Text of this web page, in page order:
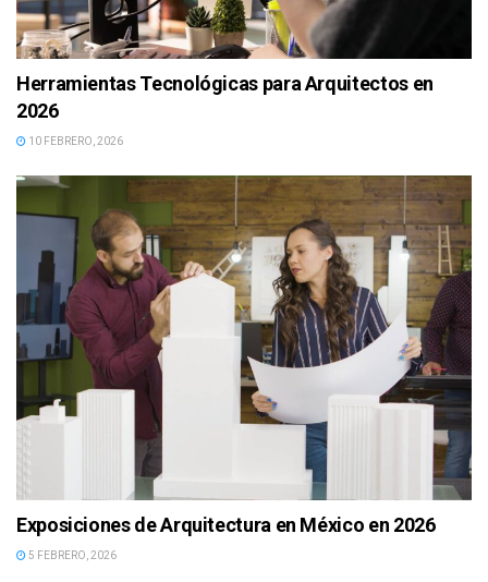
Herramientas Tecnológicas para Arquitectos en
2026
10 FEBRERO, 2026
Exposiciones de Arquitectura en México en 2026
5 FEBRERO, 2026